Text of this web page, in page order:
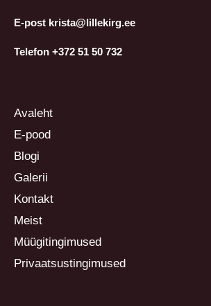
E-post krista@lillekirg.ee
Telefon +372 51 50 732
Avaleht
E-pood
Blogi
Galerii
Kontakt
Meist
Müügitingimused
Privaatsustingimused